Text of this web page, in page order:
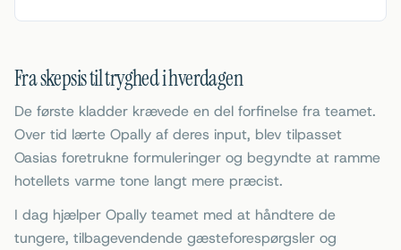
Fra skepsis til tryghed i hverdagen
De første kladder krævede en del forfinelse fra teamet.
Over tid lærte Opally af deres input, blev tilpasset
Oasias foretrukne formuleringer og begyndte at ramme
hotellets varme tone langt mere præcist.
I dag hjælper Opally teamet med at håndtere de
tungere, tilbagevendende gæsteforespørgsler og